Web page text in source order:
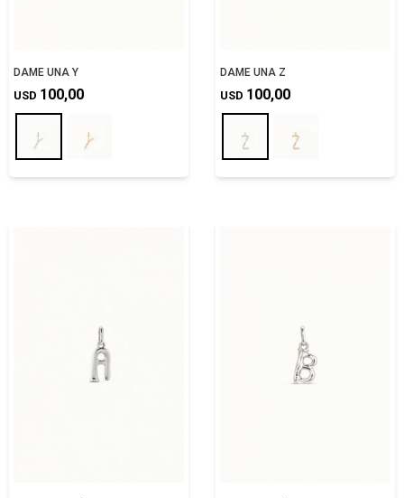
DAME UNA Y
USD 100,00
DAME UNA Z
USD 100,00